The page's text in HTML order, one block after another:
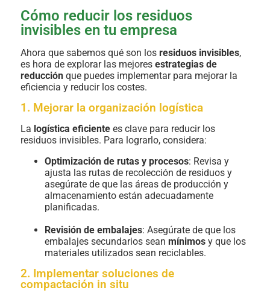
Cómo reducir los residuos
invisibles en tu empresa
Ahora que sabemos qué son los residuos invisibles,
es hora de explorar las mejores estrategias de
reducción que puedes implementar para mejorar la
eficiencia y reducir los costes.
1. Mejorar la organización logística
La logística eficiente es clave para reducir los
residuos invisibles. Para lograrlo, considera:
Optimización de rutas y procesos: Revisa y
ajusta las rutas de recolección de residuos y
asegúrate de que las áreas de producción y
almacenamiento están adecuadamente
planificadas.
Revisión de embalajes: Asegúrate de que los
embalajes secundarios sean mínimos y que los
materiales utilizados sean reciclables.
2. Implementar soluciones de
compactación in situ